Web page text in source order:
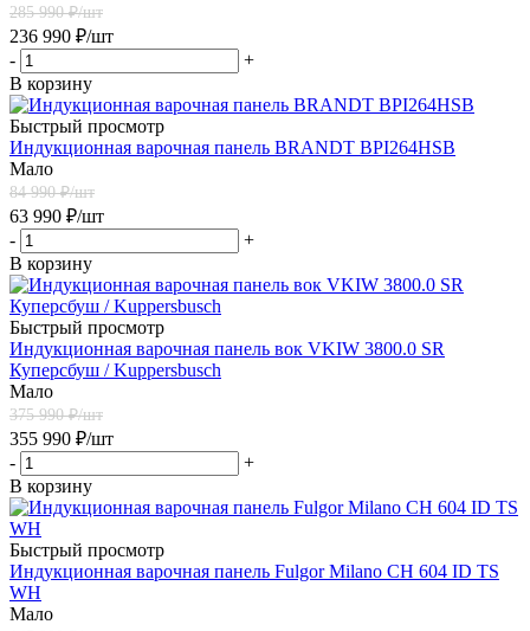
285 990₽/шт
236 990 ₽/шт
-
+
В корзину
Быстрый просмотр
Индукционная варочная панель BRANDT BPI264HSB
Мало
84 990₽/шт
63 990 ₽/шт
-
+
В корзину
Быстрый просмотр
Индукционная варочная панель вок VKIW 3800.0 SR
Куперсбуш / Kuppersbusch
Мало
375 990₽/шт
355 990 ₽/шт
-
+
В корзину
Быстрый просмотр
Индукционная варочная панель Fulgor Milano CH 604 ID TS
WH
Мало